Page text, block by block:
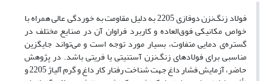
فولاد زنگ‌نزن دوفازی 2205 به دلیل مقاومت به خوردگی عالی همراه با
خواص مکانیکی فوق‌العاده و کاربرد فراوان آن در صنایع مختلف در
گستره‌ی دمایی متفاوت، بسیار مورد توجه است و می‌تواند جایگزین
مناسبی برای فولادهای زنگ‌نزن آستنیتی یا فریتی باشد. در پژوهش
حاضر، آزمایش فشار داغ جهت شناخت رفتار کار داغ و گرم آلیاژ 2205 و